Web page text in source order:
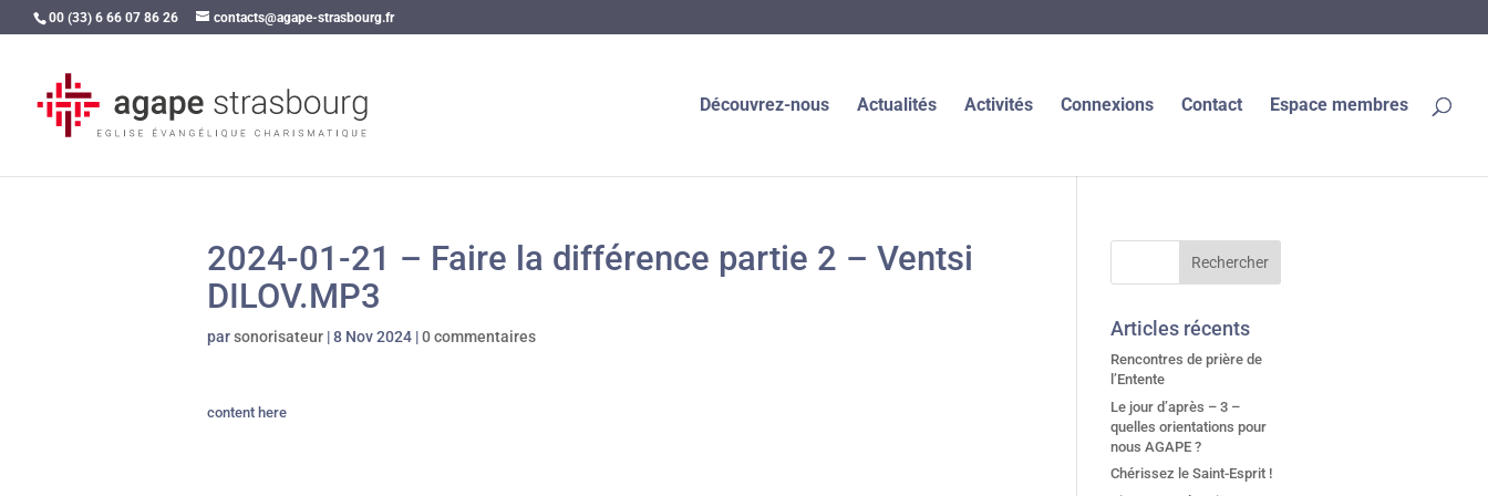
00 (33) 6 66 07 86 26 contacts@agape-strasbourg.fr
Découvrez-nous Actualités Activités Connexions Contact Espace membres
2024-01-21 – Faire la différence partie 2 – Ventsi
DILOV.MP3
parsonorisateur |8 Nov 2024 |0 commentaires
content here
Articles récents
Rencontres de prière de
l’Entente
Le jour d’après – 3 –
quelles orientations pour
nous AGAPE ?
Chérissez le Saint-Esprit !